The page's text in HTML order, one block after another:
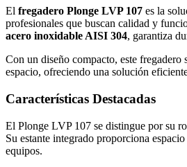
El fregadero Plonge LVP 107 es la
profesionales que buscan calidad y
acero inoxidable AISI 304, garantiza
Con un diseño compacto, este fregadero
espacio, ofreciendo una solución
Características Destacadas
El Plonge LVP 107 se distingue por su
Su estante integrado proporciona
equipos.